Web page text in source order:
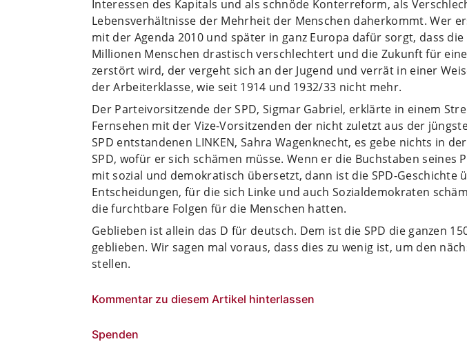
Interessen des Kapitals und als schnöde Konterreform, als
Lebensverhältnisse der Mehrheit der Menschen daherkommt. Wer
mit der Agenda 2010 und später in ganz Europa dafür sorgt, dass
Millionen Menschen drastisch verschlechtert und die Zukunft für
zerstört wird, der vergeht sich an der Jugend und verrät in einer
der Arbeiterklasse, wie seit 1914 und 1932/33 nicht mehr.
Der Parteivorsitzende der SPD, Sigmar Gabriel, erklärte in einem
Fernsehen mit der Vize-Vorsitzenden der nicht zuletzt aus der
SPD entstandenen LINKEN, Sahra Wagenknecht, es gebe nichts in
SPD, wofür er sich schämen müsse. Wenn er die Buchstaben seines
mit sozial und demokratisch übersetzt, dann ist die SPD-Geschichte
Entscheidungen, für die sich Linke und auch Sozialdemokraten
die furchtbare Folgen für die Menschen hatten.
Geblieben ist allein das D für deutsch. Dem ist die SPD die ganzen
geblieben. Wir sagen mal voraus, dass dies zu wenig ist, um den
stellen.
Kommentar zu diesem Artikel hinterlassen
Spenden